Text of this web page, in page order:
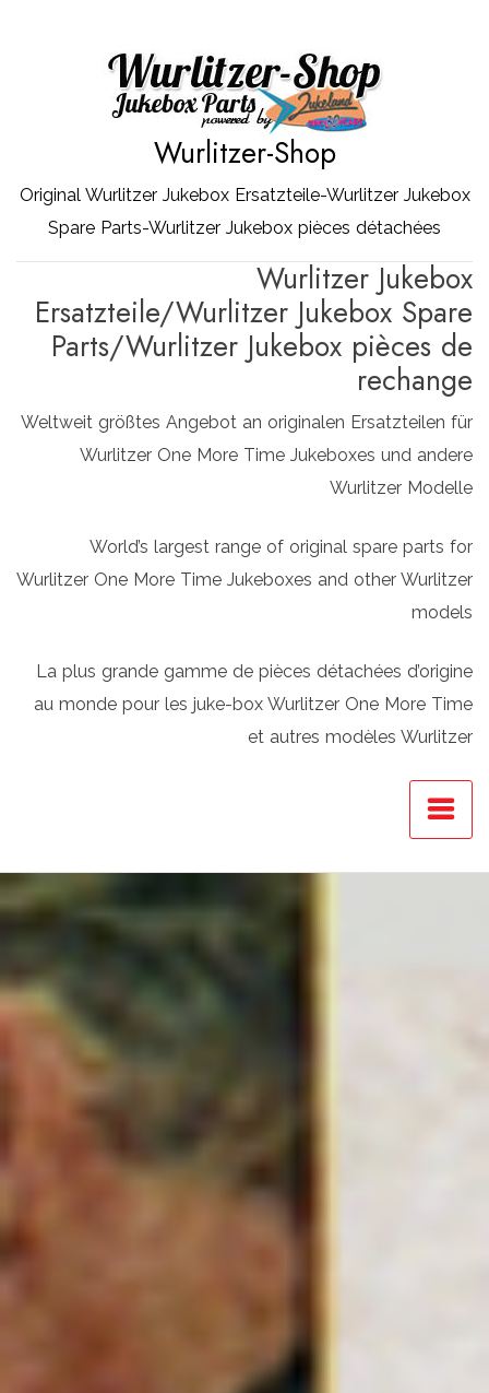
Wurlitzer-Shop
Original Wurlitzer Jukebox Ersatzteile-Wurlitzer Jukebox
Spare Parts-Wurlitzer Jukebox pièces détachées
Wurlitzer Jukebox
Ersatzteile/Wurlitzer Jukebox Spare
Parts/Wurlitzer Jukebox pièces de
rechange
Weltweit größtes Angebot an originalen Ersatzteilen für
Wurlitzer One More Time Jukeboxes und andere
Wurlitzer Modelle
World’s largest range of original spare parts for
Wurlitzer One More Time Jukeboxes and other Wurlitzer
models
La plus grande gamme de pièces détachées d’origine
au monde pour les juke-box Wurlitzer One More Time
et autres modèles Wurlitzer